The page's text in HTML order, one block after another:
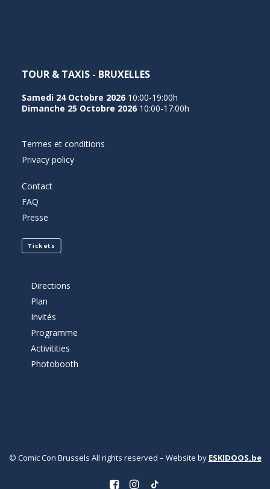
TOUR & TAXIS - BRUXELLES
Samedi 24 Octobre 2026 10:00-19:00h
Dimanche 25 Octobre 2026 10:00-17:00h
Termes et conditions
Privacy policy
Contact
FAQ
Presse
Tickets
Directions
Plan
Invités
Programme
Activitities
Photobooth
© Comic Con Brussels All rights reserved – Website by ESKIDOOS.be